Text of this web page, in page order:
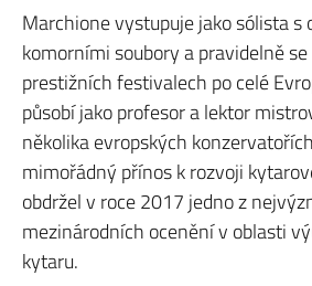
Marchione vystupuje jako sólista s
komorními soubory a pravidelně
prestižních festivalech po celé
působí jako profesor a lektor
několika evropských
mimořádný přínos k rozvoji
obdržel v roce 2017 jedno z
mezinárodních ocenění v oblasti
kytaru.